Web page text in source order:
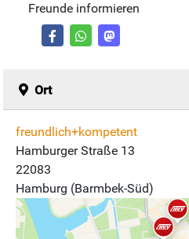
Freunde informieren
Ort
freundlich+kompetent
Hamburger Straße 13
22083
Hamburg (Barmbek-Süd)